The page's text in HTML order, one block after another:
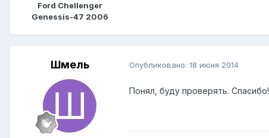
Ford Chellenger
Genessis-47 2006
Шмель Опубликовано: 18 июня 2014
Понял, буду проверять. Спасибо!